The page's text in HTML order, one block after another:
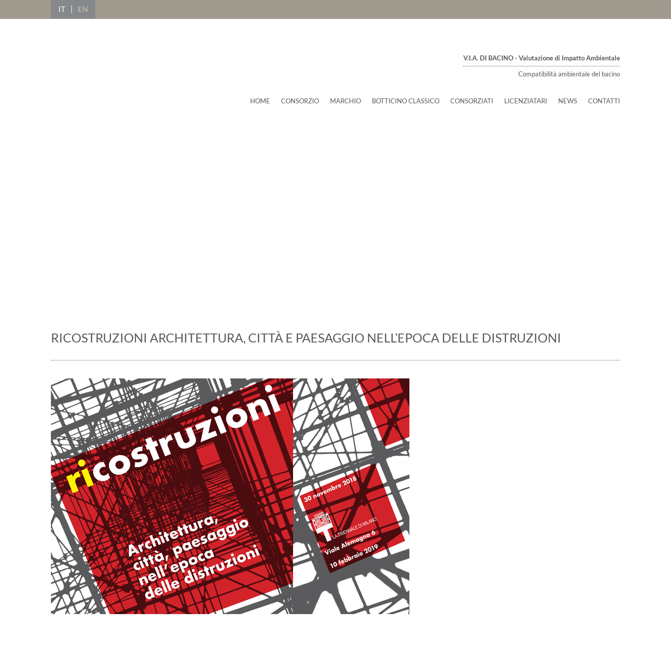
IT EN
V.I.A. DI BACINO - Valutazione di Impatto Ambientale
Compatibilità ambientale del bacino
HOME CONSORZIO MARCHIO BOTTICINO CLASSICO CONSORZIATI LICENZIATARI NEWS CONTATTI
RICOSTRUZIONI ARCHITETTURA, CITTÀ E PAESAGGIO NELL’EPOCA DELLE DISTRUZIONI